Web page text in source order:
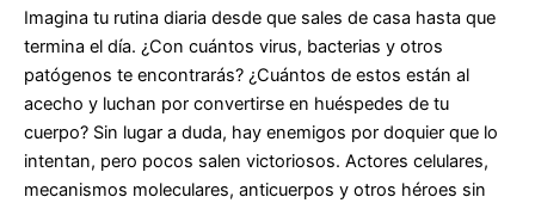
Imagina tu rutina diaria desde que sales de casa hasta que
termina el día. ¿Con cuántos virus, bacterias y otros
patógenos te encontrarás? ¿Cuántos de estos están al
acecho y luchan por convertirse en huéspedes de tu
cuerpo? Sin lugar a duda, hay enemigos por doquier que lo
intentan, pero pocos salen victoriosos. Actores celulares,
mecanismos moleculares, anticuerpos y otros héroes sin